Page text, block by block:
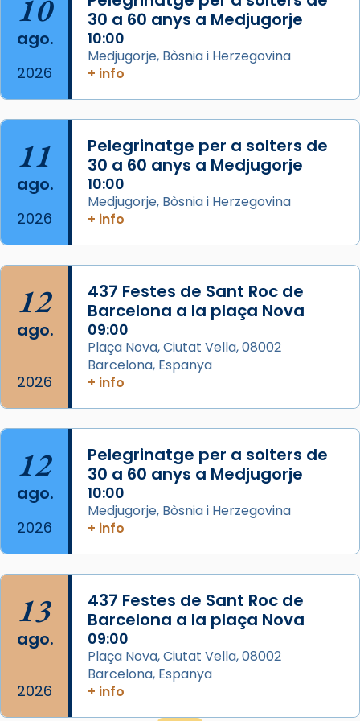
L’arquebisbe de Barcelona, el cardenal Joan
Josep Omella, ha presidit la missa i l’ha
concelebrat el bisbe auxiliar de Barcelona,
Mons. David Abadías.
📸 Dr. G. Simón
Foto
View on Facebook · Share
Arquebisbat de Barcelona
2 weeks ago
Acompanyant la història de sant Cugat, a
partir de l’Edat Mitjana sorgeix la tradició
que les santes Juliana (“relatiu a Júlia”) i
Semproniana (“relatiu a Semprònia =
eterna”) són deixebles seves. I l’any 1667, el
frare Joan Gaspar Roig, afirma en una obra
que les santes són filles de l’antiga Iluro.
Mataró en reivindicarà les relíq
Foto
View on Facebook ·
10
ago.
2026
30 a 60 anys a Medjugorje
10:00
Medjugorje, Bòsnia i Herzegovina
+ info
11
ago.
2026
Pelegrinatge per a solters de
30 a 60 anys a Medjugorje
10:00
Medjugorje, Bòsnia i Herzegovina
+ info
12
ago.
2026
437 Festes de Sant Roc de
Barcelona a la plaça Nova
09:00
Plaça Nova, Ciutat Vella, 08002
Barcelona, Espanya
+ info
12
ago.
2026
Pelegrinatge per a solters de
30 a 60 anys a Medjugorje
10:00
Medjugorje, Bòsnia i Herzegovina
+ info
13
ago.
2026
437 Festes de Sant Roc de
Barcelona a la plaça Nova
09:00
Plaça Nova, Ciutat Vella, 08002
Barcelona, Espanya
+ info